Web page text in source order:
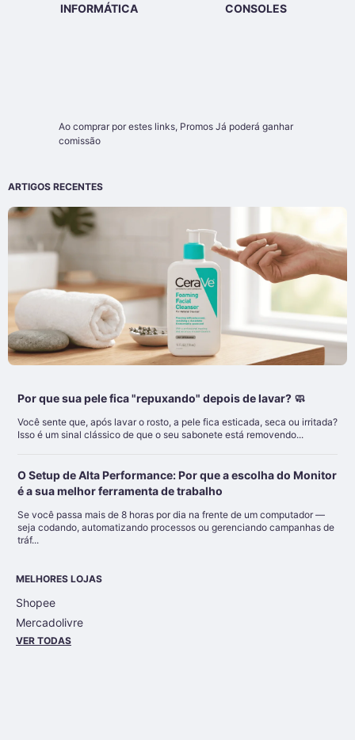
Ao comprar por estes links, Promos Já poderá ganhar
comissão
ARTIGOS RECENTES
Por que sua pele fica "repuxando" depois de lavar? 🧼
Você sente que, após lavar o rosto, a pele fica esticada, seca ou irritada?
Isso é um sinal clássico de que o seu sabonete está removendo...
O Setup de Alta Performance: Por que a escolha do Monitor
é a sua melhor ferramenta de trabalho
Se você passa mais de 8 horas por dia na frente de um computador —
seja codando, automatizando processos ou gerenciando campanhas de
tráf...
MELHORES LOJAS
Shopee
Mercadolivre
VER TODAS
INFORMÁTICA
CONSOLES